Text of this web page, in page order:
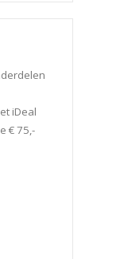
iDeal
€ 75,-